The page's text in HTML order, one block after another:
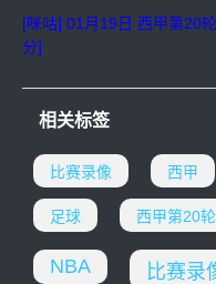
[咪咕] 01月19日 西甲第20
分]
相关标签
比赛录像 西甲
足球 西甲第20轮
NBA 比赛录